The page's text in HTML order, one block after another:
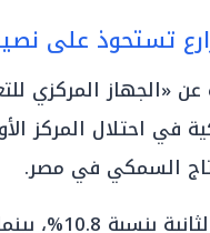
تستحوذ على
«الجهاز المركزي
في احتلال المركز
وتأتي